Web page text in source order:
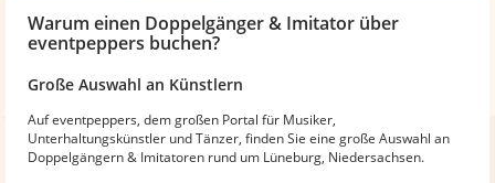
Warum einen Doppelgänger & Imitator über
eventpeppers buchen?
Große Auswahl an Künstlern
Auf eventpeppers, dem großen Portal für Musiker,
Unterhaltungskünstler und Tänzer, finden Sie eine große Auswahl an
Doppelgängern & Imitatoren rund um Lüneburg, Niedersachsen.